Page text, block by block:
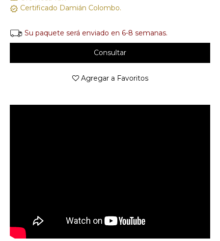
Certificado Damián Colombo.
Su paquete será enviado en 6-8 semanas.
Consultar
Agregar a Favoritos